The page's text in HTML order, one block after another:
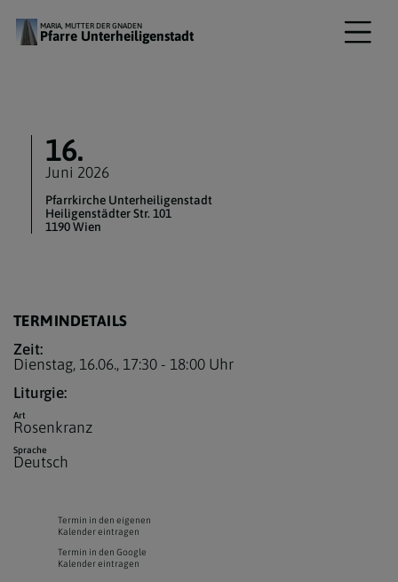
MARIA, MUTTER DER GNADEN
Pfarre Unterheiligenstadt
16.
Juni 2026
Pfarrkirche Unterheiligenstadt
Heiligenstädter Str. 101
1190 Wien
TERMINDETAILS
Zeit:
Dienstag, 16.06., 17:30 - 18:00 Uhr
Liturgie:
Art
Rosenkranz
Sprache
Deutsch
Termin in den eigenen
Kalender eintragen
Termin in den Google
Kalender eintragen